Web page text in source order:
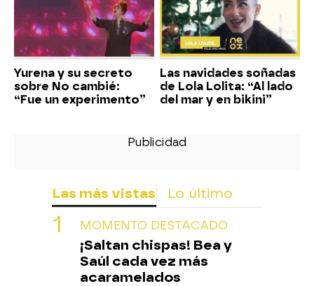
Yurena y su secreto
sobre No cambié:
“Fue un experimento”
Las navidades soñadas
de Lola Lolita: “Al lado
del mar y en bikini”
Las más vistas Lo último
MOMENTO DESTACADO
¡Saltan chispas! Bea y
Saúl cada vez más
acaramelados